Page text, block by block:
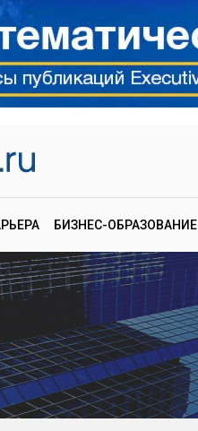
БИЗНЕС-ОБРАЗОВАНИЕ